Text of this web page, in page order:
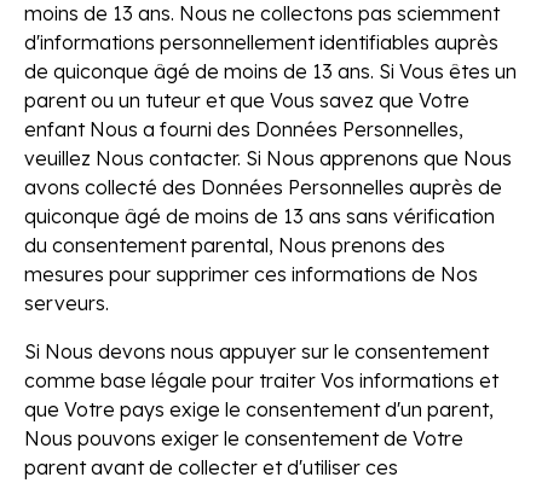
moins de 13 ans. Nous ne collectons pas sciemment
d'informations personnellement identifiables auprès
de quiconque âgé de moins de 13 ans. Si Vous êtes un
parent ou un tuteur et que Vous savez que Votre
enfant Nous a fourni des Données Personnelles,
veuillez Nous contacter. Si Nous apprenons que Nous
avons collecté des Données Personnelles auprès de
quiconque âgé de moins de 13 ans sans vérification
du consentement parental, Nous prenons des
mesures pour supprimer ces informations de Nos
serveurs.
Si Nous devons nous appuyer sur le consentement
comme base légale pour traiter Vos informations et
que Votre pays exige le consentement d'un parent,
Nous pouvons exiger le consentement de Votre
parent avant de collecter et d'utiliser ces